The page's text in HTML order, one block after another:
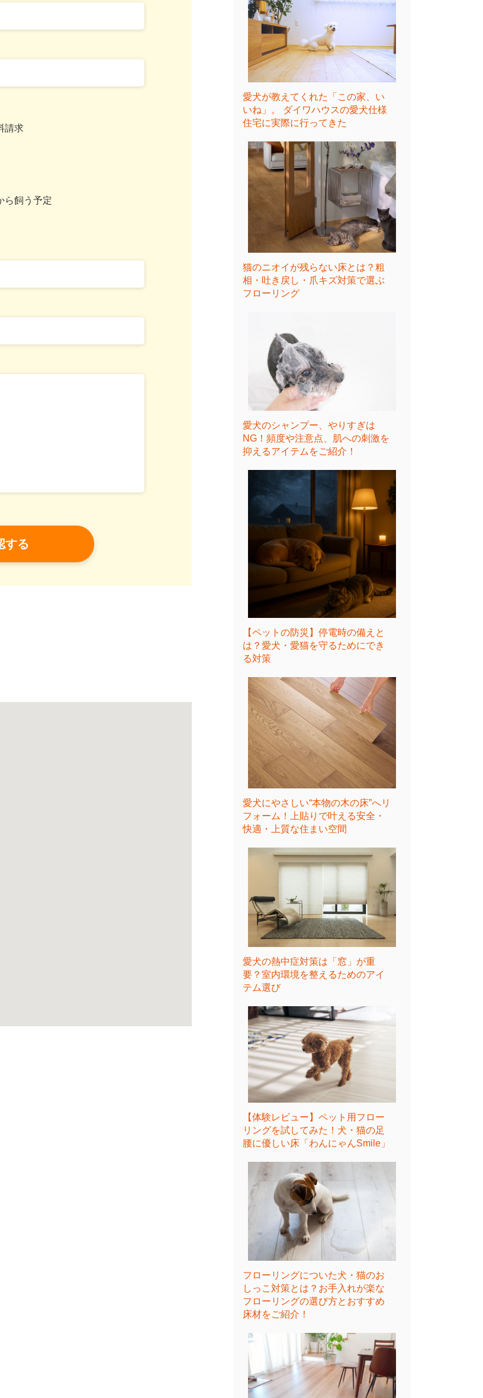
請求
ら飼う予定
愛犬が教えてくれた「この家、い
いね」。 ダイワハウスの愛犬仕様
住宅に実際に行ってきた
猫のニオイが残らない床とは？粗
相・吐き戻し・爪キズ対策で選ぶ
フローリング
愛犬のシャンプー、やりすぎは
NG！頻度や注意点、肌への刺激を
抑えるアイテムをご紹介！
【ペットの防災】停電時の備えと
は？愛犬・愛猫を守るためにでき
る対策
愛犬にやさしい“本物の木の床”へリ
フォーム！上貼りで叶える安全・
快適・上質な住まい空間
愛犬の熱中症対策は「窓」が重
要？室内環境を整えるためのアイ
テム選び
【体験レビュー】ペット用フロー
リングを試してみた！犬・猫の足
腰に優しい床「わんにゃんSmile」
フローリングについた犬・猫のお
しっこ対策とは？お手入れが楽な
フローリングの選び方とおすすめ
床材をご紹介！